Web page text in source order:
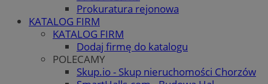
Prokuratura rejonowa
KATALOG FIRM
KATALOG FIRM
Dodaj firmę do katalogu
POLECAMY
Skup.io - Skup nieruchomości Chorzów